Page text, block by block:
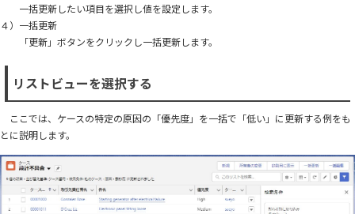
一括更新したい項目を選択し値を設定します。
４）一括更新
「更新」ボタンをクリックし一括更新します。
リストビューを選択する
ここでは、ケースの特定の原因の「優先度」を一括で「低い」に更新する例をも
とに説明します。